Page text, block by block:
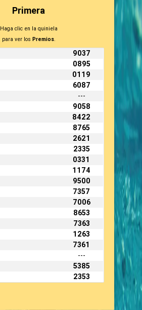
Primera
Haga clic en la quiniela
para ver los Premios.
9037
0895
0119
6087
---
9058
8422
8765
2621
2335
0331
1174
9500
7357
7006
8653
7363
1263
7361
---
5385
2353